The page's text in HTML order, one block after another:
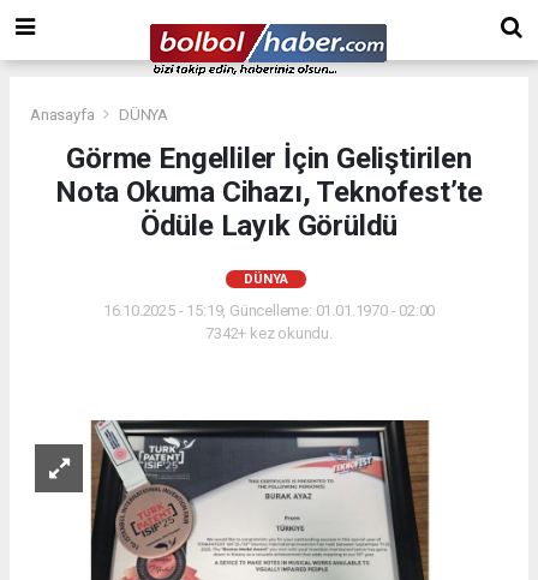
Anasayfa DÜNYA
Görme Engelliler İçin Geliştirilen
Nota Okuma Cihazı, Teknofest’te
Ödüle Layık Görüldü
DÜNYA
16.10.2025 - 15:19, Güncelleme: 01.01.1970 - 02:00
7342+ kez okundu.